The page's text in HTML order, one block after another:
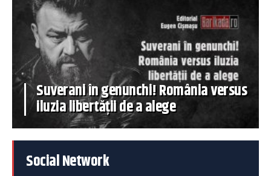
Suverani în genunchi! România versus
iluzia libertății de a alege
Social Network